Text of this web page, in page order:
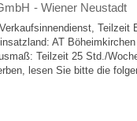
- Wiener Neustadt
Teilzeit
AT
Teilzeit 25 Std./
lesen Sie bitte die